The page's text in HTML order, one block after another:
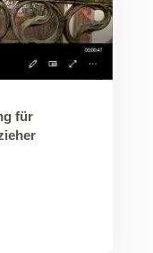
für